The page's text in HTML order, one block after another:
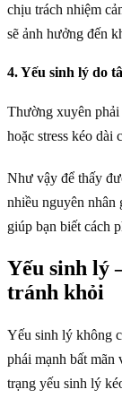
chịu trách nhiệm
sẽ ảnh hưởng đến
4. Yếu sinh lý do
Thường xuyên
hoặc stress kéo
Như vậy để thấy
nhiều nguyên nhân
giúp bạn biết cách
Yếu sinh lý
tránh khỏi
Yếu sinh lý không
phái mạnh bất
trạng yếu sinh lý